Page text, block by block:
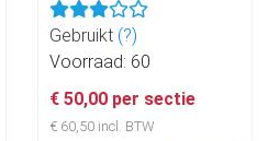
Gebruikt (?)
Voorraad: 60
€ 50,00 per sectie
€ 60,50 incl. BTW